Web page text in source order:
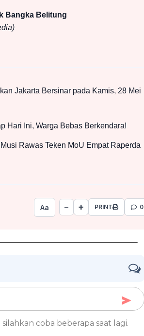
Bangka Belitung
Jakarta Bersinar pada Kamis, 28 Mei
Hari Ini, Warga Bebas Berkendara!
Rawas Teken MoU Empat Raperda
Aa − + PRINT 0
coba beberapa saat lagi.